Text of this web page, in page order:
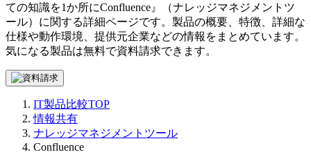
ての知識を1か所にConfluence 』（ナレッジマネジメントツ
ール）に関する詳細ページです。製品の概要、特徴、詳細な
仕様や動作環境、提供元企業などの情報をまとめています。
気になる製品は無料で資料請求できます。
IT製品比較TOP
情報共有
ナレッジマネジメントツール
Confluence